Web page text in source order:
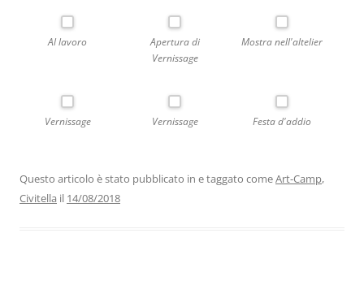
Al lavoro
Apertura di
Vernissage
Mostra nell'altelier
Vernissage Vernissage Festa d'addio
Questo articolo è stato pubblicato in e taggato comeArt-Camp,
Civitella il 14/08/2018